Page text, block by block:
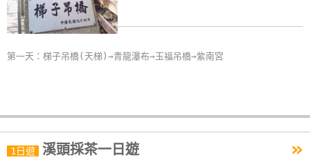
第一天：梯子吊橋(天梯)→青龍瀑布→玉福吊橋→紫南宮
1日遊 溪頭採茶一日遊 »